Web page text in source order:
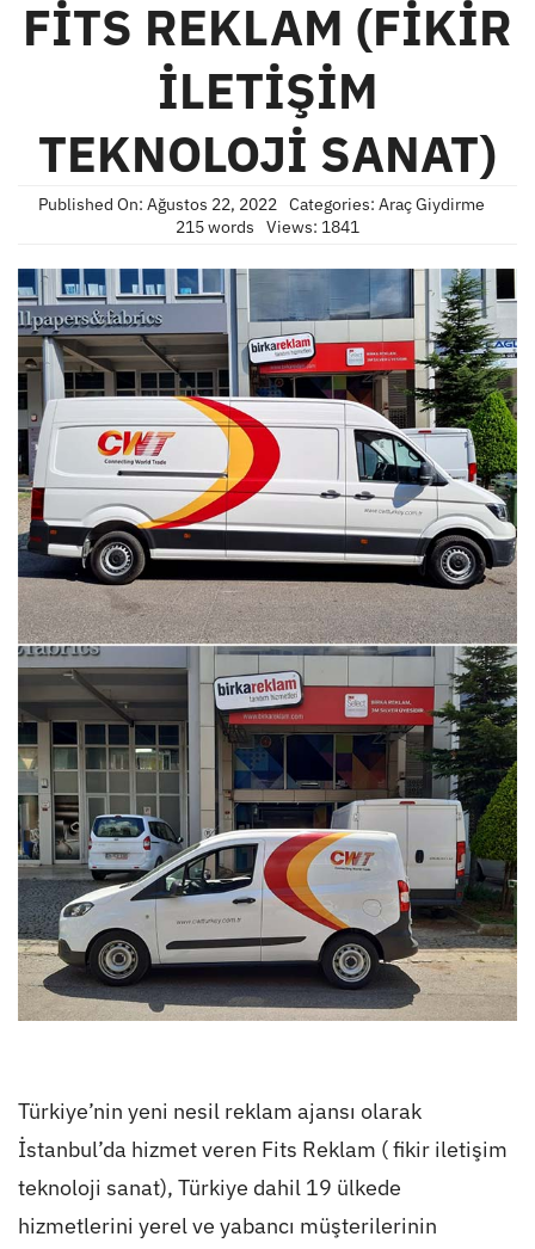
FİTS REKLAM (FİKİR
İLETİŞİM
TEKNOLOJİ SANAT)
Published On: Ağustos 22, 2022 Categories: Araç Giydirme
215 words
Views: 1841
Türkiye’nin yeni nesil reklam ajansı olarak
İstanbul’da hizmet veren Fits Reklam ( fikir iletişim
teknoloji sanat), Türkiye dahil 19 ülkede
hizmetlerini yerel ve yabancı müşterilerinin